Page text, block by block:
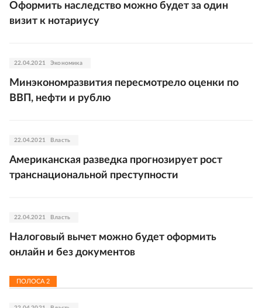
Оформить наследство можно будет за один
визит к нотариусу
22.04.2021 Экономика
Минэкономразвития пересмотрело оценки по
ВВП, нефти и рублю
22.04.2021 Власть
Американская разведка прогнозирует рост
транснациональной преступности
22.04.2021 Власть
Налоговый вычет можно будет оформить
онлайн и без документов
ПОЛОСА2